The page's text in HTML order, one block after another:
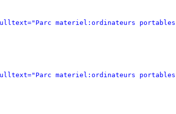
materiel:ordinateurs
materiel:ordinateurs